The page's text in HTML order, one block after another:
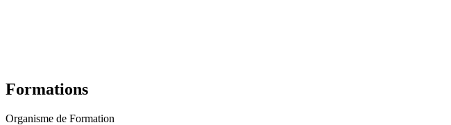
Formations
Organisme de Formation